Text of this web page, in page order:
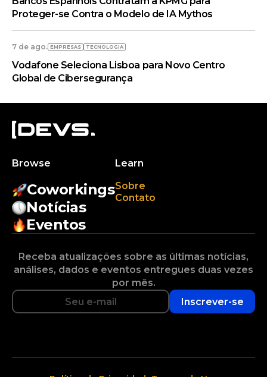
Proteger-se Contra o Modelo de IA Mythos
7 de ago. EMPRESAS TECNOLOGIA
Vodafone Seleciona Lisboa para Novo Centro
Global de Cibersegurança
Browse
Coworkings
Notícias
Eventos
Learn
Sobre
Contato
Receba atualizações sobre as últimas notícias,
análises, dados e eventos entregues duas vezes
por mês.
Inscrever-se